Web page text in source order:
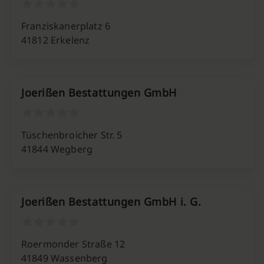
Franziskanerplatz 6
41812 Erkelenz
Joerißen Bestattungen GmbH
Tüschenbroicher Str. 5
41844 Wegberg
Joerißen Bestattungen GmbH i. G.
Roermonder Straße 12
41849 Wassenberg